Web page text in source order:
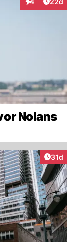
4
Interaktionen
22d
Nolans
31d